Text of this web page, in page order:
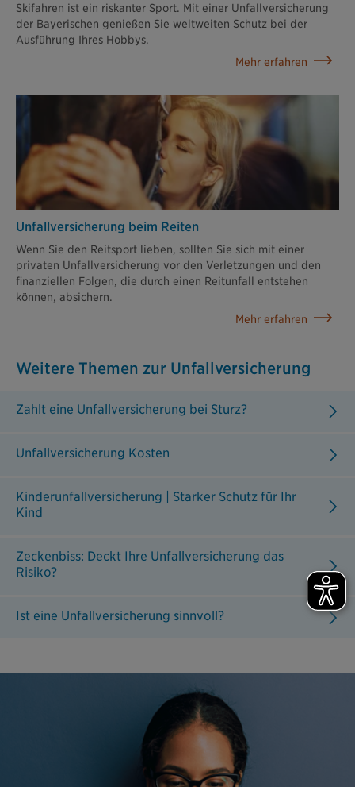
Skifahren ist ein riskanter Sport. Mit einer Unfallversicherung
der Bayerischen genießen Sie weltweiten Schutz bei der
Ausführung Ihres Hobbys.
Mehr erfahren
Unfallversicherung beim Reiten
Wenn Sie den Reitsport lieben, sollten Sie sich mit einer
privaten Unfallversicherung vor den Verletzungen und den
finanziellen Folgen, die durch einen Reitunfall entstehen
können, absichern.
Mehr erfahren
Weitere Themen zur Unfallversicherung
Zahlt eine Unfallversicherung bei Sturz?
Unfallversicherung Kosten
Kinderunfallversicherung | Starker Schutz für Ihr
Kind
Zeckenbiss: Deckt Ihre Unfallversicherung das
Risiko?
Ist eine Unfallversicherung sinnvoll?